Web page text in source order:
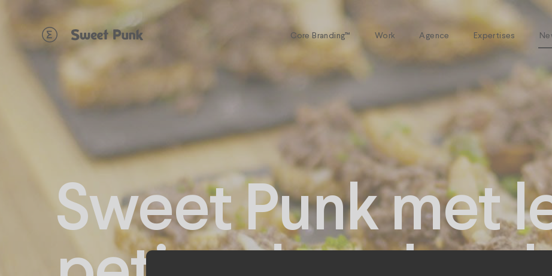
Core Branding™ Work Agence Expertises
Sweet Punk met